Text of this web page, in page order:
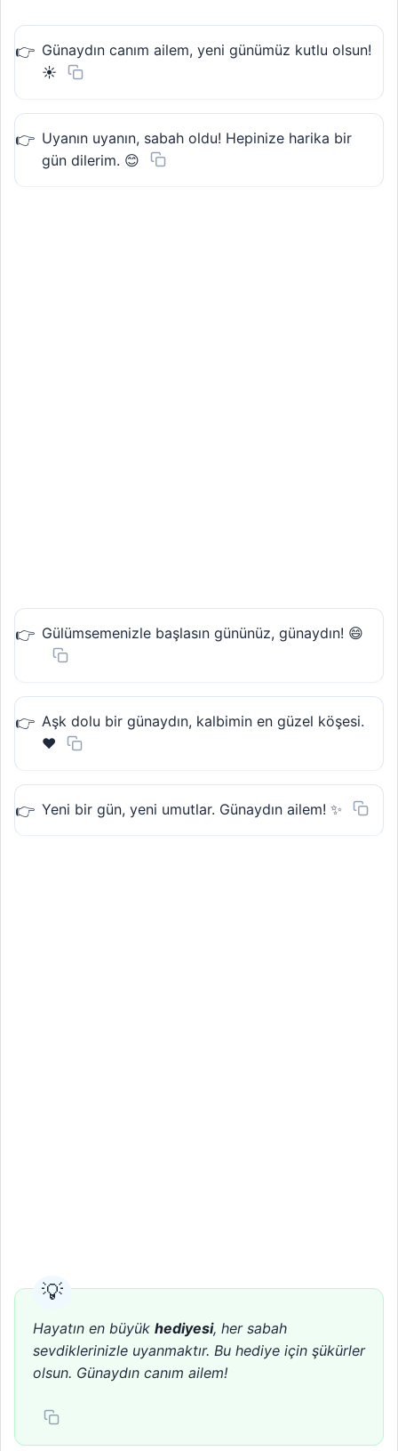
Günaydın canım ailem, yeni günümüz kutlu olsun!
☀️
Uyanın uyanın, sabah oldu! Hepinize harika bir
gün dilerim. 😊
Gülümsemenizle başlasın gününüz, günaydın! 😄
Aşk dolu bir günaydın, kalbimin en güzel köşesi.
❤️
Yeni bir gün, yeni umutlar. Günaydın ailem! ✨
Hayatın en büyük hediyesi, her sabah
sevdiklerinizle uyanmaktır. Bu hediye için şükürler
olsun. Günaydın canım ailem!